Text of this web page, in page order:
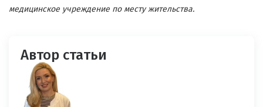
медицинское учреждение по месту жительства.
Автор статьи